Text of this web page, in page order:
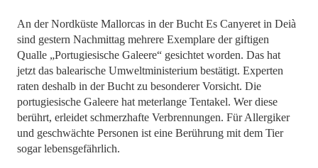
An der Nordküste Mallorcas in der Bucht Es Canyeret in Deià
sind gestern Nachmittag mehrere Exemplare der giftigen
Qualle „Portugiesische Galeere“ gesichtet worden. Das hat
jetzt das balearische Umweltministerium bestätigt. Experten
raten deshalb in der Bucht zu besonderer Vorsicht. Die
portugiesische Galeere hat meterlange Tentakel. Wer diese
berührt, erleidet schmerzhafte Verbrennungen. Für Allergiker
und geschwächte Personen ist eine Berührung mit dem Tier
sogar lebensgefährlich.